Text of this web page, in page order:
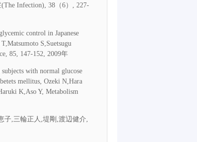
Infection), 38（6）, 227-
control in Japanese
S,Suetsugu
85, 147-152, 2009年
with normal glucose
mellitus, Ozeki N,Hara
K,Aso Y, Metabolism
子,三輪正人,堤剛,渡辺健介,